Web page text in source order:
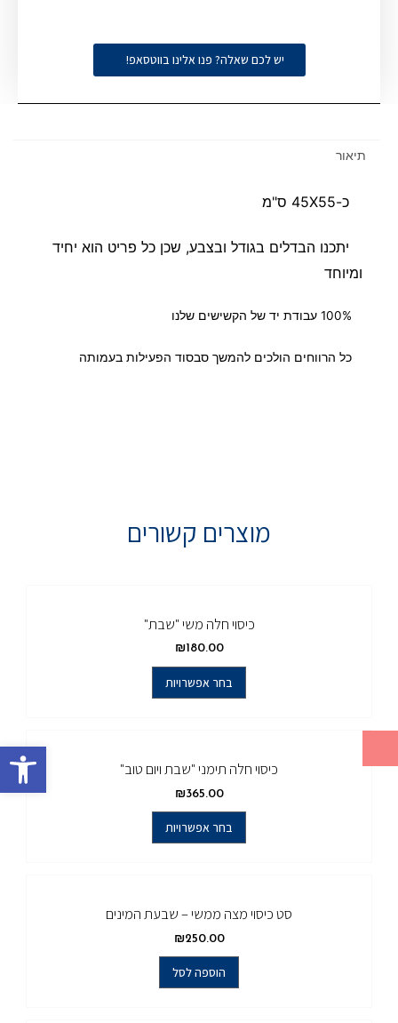
יש לכם שאלה? פנו אלינו בווטסאפ!
תיאור
כ-45X55 ס"מ
יתכנו הבדלים בגודל ובצבע, שכן כל פריט הוא יחיד
ומיוחד
כל הרווחים הולכים להמשך סבסוד הפעילות בעמותה
מוצרים קשורים
כיסוי חלה משי "שבת"
₪180.00
בחר אפשרויות
כיסוי חלה תימני "שבת ויום טוב"
₪365.00
בחר אפשרויות
סט כיסוי מצה ממשי – שבעת המינים
₪250.00
הוספה לסל
פתח